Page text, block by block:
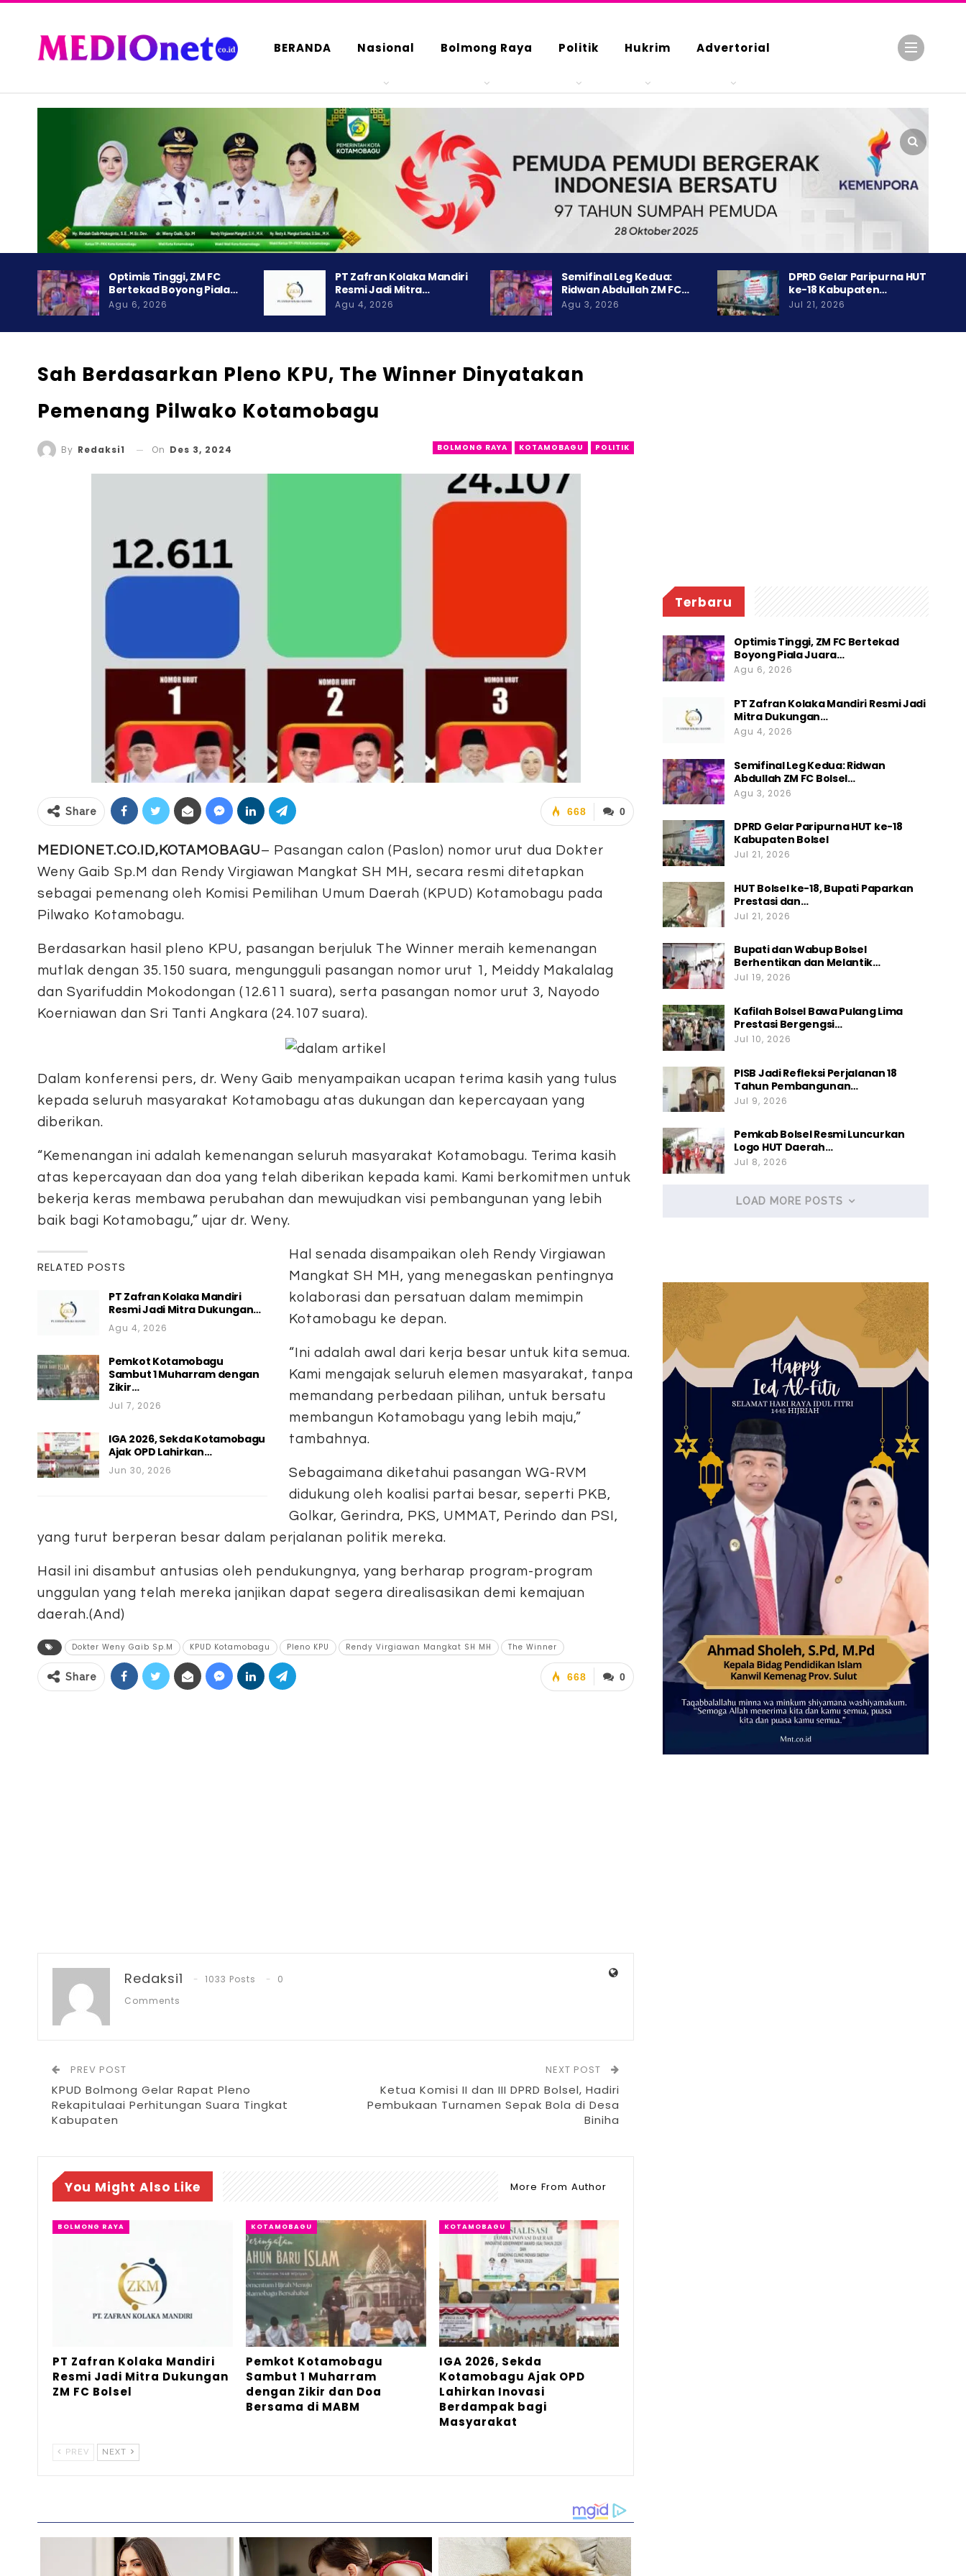
BERANDA Nasional Bolmong Raya Politik Hukrim Advertorial
Optimis Tinggi, ZM FC
Bertekad Boyong Piala…
Agu 6, 2026
PT Zafran Kolaka Mandiri
Resmi Jadi Mitra…
Agu 4, 2026
Semifinal Leg Kedua:
Ridwan Abdullah ZM FC…
Agu 3, 2026
DPRD Gelar Paripurna HUT
ke-18 Kabupaten…
Jul 21, 2026
Sah Berdasarkan Pleno KPU, The Winner Dinyatakan
Pemenang Pilwako Kotamobagu
BOLMONG RAYA KOTAMOBAGU POLITIK
By Redaksi1 On Des 3, 2024
0
668
Share
MEDIONET.CO.ID,KOTAMOBAGU– Pasangan calon (Paslon) nomor urut dua Dokter
Weny Gaib Sp.M dan Rendy Virgiawan Mangkat SH MH, secara resmi ditetapkan
sebagai pemenang oleh Komisi Pemilihan Umum Daerah (KPUD) Kotamobagu pada
Pilwako Kotamobagu.
Berdasarkan hasil pleno KPU, pasangan berjuluk The Winner meraih kemenangan
mutlak dengan 35.150 suara, mengungguli pasangan nomor urut 1, Meiddy Makalalag
dan Syarifuddin Mokodongan (12.611 suara), serta pasangan nomor urut 3, Nayodo
Koerniawan dan Sri Tanti Angkara (24.107 suara).
Dalam konferensi pers, dr. Weny Gaib menyampaikan ucapan terima kasih yang tulus
kepada seluruh masyarakat Kotamobagu atas dukungan dan kepercayaan yang
diberikan.
“Kemenangan ini adalah kemenangan seluruh masyarakat Kotamobagu. Terima kasih
atas kepercayaan dan doa yang telah diberikan kepada kami. Kami berkomitmen untuk
bekerja keras membawa perubahan dan mewujudkan visi pembangunan yang lebih
baik bagi Kotamobagu,” ujar dr. Weny.
RELATED POSTS
PT Zafran Kolaka Mandiri
Resmi Jadi Mitra Dukungan…
Agu 4, 2026
Pemkot Kotamobagu
Sambut 1 Muharram dengan
Zikir…
Jul 7, 2026
IGA 2026, Sekda Kotamobagu
Ajak OPD Lahirkan…
Jun 30, 2026
Hal senada disampaikan oleh Rendy Virgiawan
Mangkat SH MH, yang menegaskan pentingnya
kolaborasi dan persatuan dalam memimpin
Kotamobagu ke depan.
“Ini adalah awal dari kerja besar untuk kita semua.
Kami mengajak seluruh elemen masyarakat, tanpa
memandang perbedaan pilihan, untuk bersatu
membangun Kotamobagu yang lebih maju,”
tambahnya.
Sebagaimana diketahui pasangan WG-RVM
didukung oleh koalisi partai besar, seperti PKB,
Golkar, Gerindra, PKS, UMMAT, Perindo dan PSI,
yang turut berperan besar dalam perjalanan politik mereka.
Hasil ini disambut antusias oleh pendukungnya, yang berharap program-program
unggulan yang telah mereka janjikan dapat segera direalisasikan demi kemajuan
daerah.(And)
Dokter Weny Gaib Sp.M KPUD Kotamobagu Pleno KPU Rendy Virgiawan Mangkat SH MH The Winner
0
668
Share
Redaksi1 1033 Posts
0
Comments
PREV POST
KPUD Bolmong Gelar Rapat Pleno
Rekapitulaai Perhitungan Suara Tingkat
Kabupaten
NEXT POST
Ketua Komisi II dan III DPRD Bolsel, Hadiri
Pembukaan Turnamen Sepak Bola di Desa
Biniha
You Might Also Like More From Author
BOLMONG RAYA
PT Zafran Kolaka Mandiri
Resmi Jadi Mitra Dukungan
ZM FC Bolsel
KOTAMOBAGU
Pemkot Kotamobagu
Sambut 1 Muharram
dengan Zikir dan Doa
Bersama di MABM
KOTAMOBAGU
IGA 2026, Sekda
Kotamobagu Ajak OPD
Lahirkan Inovasi
Berdampak bagi
Masyarakat
PREV NEXT
Terbaru
Optimis Tinggi, ZM FC Bertekad
Boyong Piala Juara…
Agu 6, 2026
PT Zafran Kolaka Mandiri Resmi Jadi
Mitra Dukungan…
Agu 4, 2026
Semifinal Leg Kedua: Ridwan
Abdullah ZM FC Bolsel…
Agu 3, 2026
DPRD Gelar Paripurna HUT ke-18
Kabupaten Bolsel
Jul 21, 2026
HUT Bolsel ke-18, Bupati Paparkan
Prestasi dan…
Jul 21, 2026
Bupati dan Wabup Bolsel
Berhentikan dan Melantik…
Jul 19, 2026
Kafilah Bolsel Bawa Pulang Lima
Prestasi Bergengsi…
Jul 10, 2026
PISB Jadi Refleksi Perjalanan 18
Tahun Pembangunan…
Jul 9, 2026
Pemkab Bolsel Resmi Luncurkan
Logo HUT Daerah…
Jul 8, 2026
LOAD MORE POSTS